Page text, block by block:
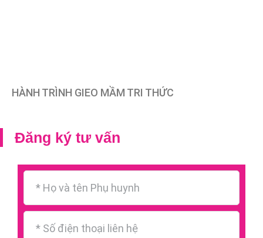
HÀNH TRÌNH GIEO MẦM TRI THỨC
Đăng ký tư vấn